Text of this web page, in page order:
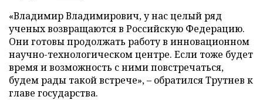
«Владимир Владимирович, у нас целый ряд
ученых возвращаются в Российскую Федерацию.
Они готовы продолжать работу в инновационном
научно-технологическом центре. Если тоже будет
время и возможность с ними повстречаться,
будем рады такой встрече», – обратился Трутнев к
главе государства.